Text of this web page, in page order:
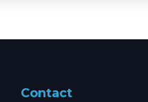
Contact